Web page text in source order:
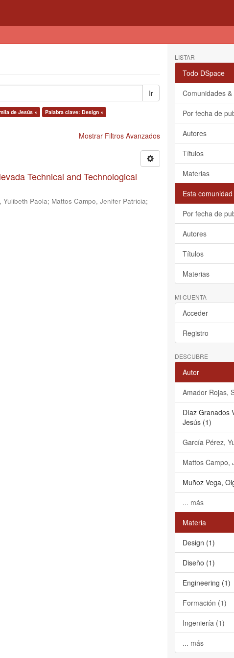
Ir
de Jesús ×
Palabra clave: Design ×
Mostrar Filtros Avanzados
Technical and Technological
Yulibeth Paola; Mattos Campo, Jenifer Patricia;
LISTAR
Todo DSpace
Comunidades
Por fecha de
Autores
Títulos
Materias
Esta comunidad
Por fecha de
Autores
Títulos
Materias
MI CUENTA
Acceder
Registro
DESCUBRE
Autor
Amador Rojas,
Díaz Granados
Jesús (1)
García Pérez,
Mattos Campo,
Muñoz Vega,
... más
Materia
Design (1)
Diseño (1)
Engineering (1)
Formación (1)
Ingeniería (1)
... más